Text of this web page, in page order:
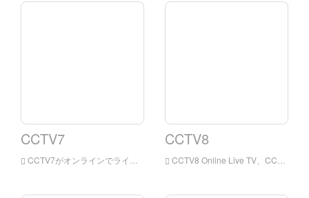
CCTV7
CCTV7がオンラインでライブを見てください。 CCTV7ライブ放送は、もともと中国の中央テレビの子供、軍事、農業および科学技術チャネルでした。 中国の中央テレビが所有する北京語で放送されている公共サービスチャネルです。
CCTV8
CCTV8 Online Live TV、CCTV-8は、視聴者のための幅広いテレビドラマプログラムを提供し、複数の種類、複数のスタイル、複数のスタイルを実現 すべての年齢に適した、洗練された、人気の両方のレパートリーのレベル。